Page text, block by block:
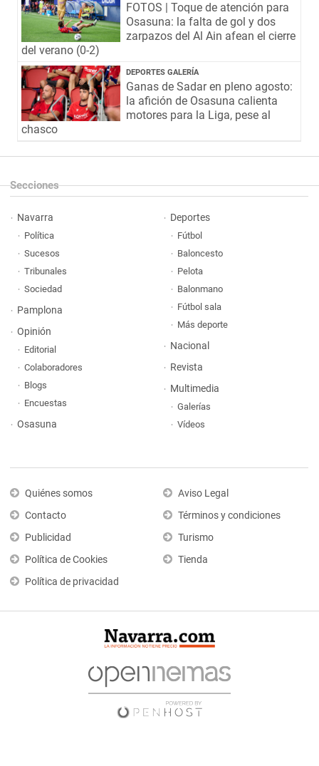
FOTOS | Toque de atención para
Osasuna: la falta de gol y dos
zarpazos del Al Ain afean el cierre
del verano (0-2)
DEPORTES GALERÍA
Ganas de Sadar en pleno agosto:
la afición de Osasuna calienta
motores para la Liga, pese al
chasco
Secciones
Navarra
Política
Sucesos
Tribunales
Sociedad
Pamplona
Opinión
Editorial
Colaboradores
Blogs
Encuestas
Osasuna
Deportes
Fútbol
Baloncesto
Pelota
Balonmano
Fútbol sala
Más deporte
Nacional
Revista
Multimedia
Galerías
Vídeos
Quiénes somos
Contacto
Publicidad
Política de Cookies
Política de privacidad
Aviso Legal
Términos y condiciones
Turismo
Tienda